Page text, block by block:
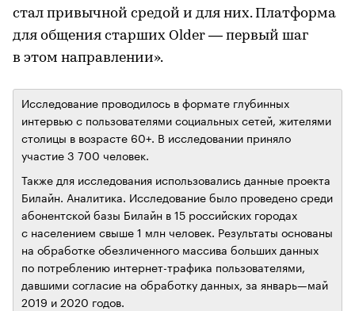
стал привычной средой и для них. Платформа
для общения старших Older — первый шаг
в этом направлении».
Исследование проводилось в формате глубинных
интервью с пользователями социальных сетей, жителями
столицы в возрасте 60+. В исследовании приняло
участие 3 700 человек.
Также для исследования использовались данные проекта
Билайн. Аналитика. Исследование было проведено среди
абонентской базы Билайн в 15 российских городах
с населением свыше 1 млн человек. Результаты основаны
на обработке обезличенного массива больших данных
по потреблению интернет-трафика пользователями,
давшими согласие на обработку данных, за январь—май
2019 и 2020 годов.